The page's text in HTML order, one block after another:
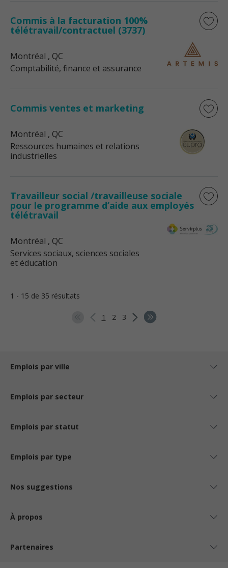
Commis à la facturation 100%
télétravail/contractuel (3737)
Montréal , QC
Comptabilité, finance et assurance
Commis ventes et marketing
Montréal , QC
Ressources humaines et relations
industrielles
Travailleur social /travailleuse sociale
pour le programme d’aide aux employés
télétravail
Montréal , QC
Services sociaux, sciences sociales
et éducation
1 - 15 de 35 résultats
1 2 3
Emplois par ville
Emplois par secteur
Emplois par statut
Emplois par type
Nos suggestions
À propos
Partenaires